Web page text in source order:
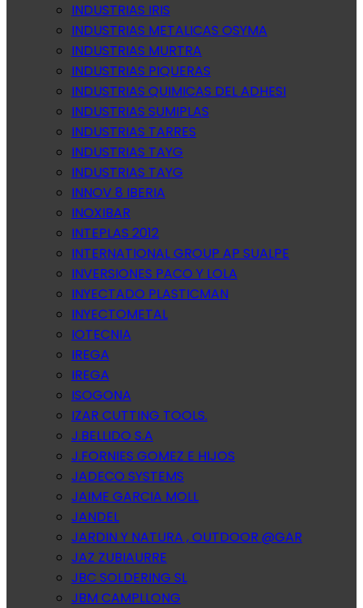
INDUSTRIAS IRIS
INDUSTRIAS METALICAS OSYMA
INDUSTRIAS MURTRA
INDUSTRIAS PIQUERAS
INDUSTRIAS QUIMICAS DEL ADHESI
INDUSTRIAS SUMIPLAS
INDUSTRIAS TARRES
INDUSTRIAS TAYG
INDUSTRIAS TAYG
INNOV 8 IBERIA
INOXIBAR
INTEPLAS 2012
INTERNATIONAL GROUP AP SUALPE
INVERSIONES PACO Y LOLA
INYECTADO PLASTICMAN
INYECTOMETAL
IOTECNIA
IREGA
IREGA
ISOGONA
IZAR CUTTING TOOLS.
J.BELLIDO S.A
J.FORNIES GOMEZ E HIJOS
JADECO SYSTEMS
JAIME GARCIA MOLL
JANDEL
JARDIN Y NATURA , OUTDOOR @GAR
JAZ ZUBIAURRE
JBC SOLDERING SL
JBM CAMPLLONG